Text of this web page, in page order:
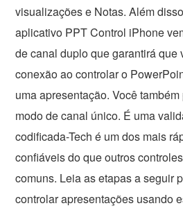
visualizações e Notas. Além
aplicativo PPT Control iPhone
de canal duplo que garantirá que
conexão ao controlar o
uma apresentação. Você
modo de canal único. É uma
codificada-Tech é um dos mais
confiáveis ​​do que outros
comuns. Leia as etapas a seguir
controlar apresentações usando